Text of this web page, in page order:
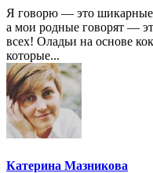
Я говорю — это шикарные
а мои родные говорят —
всех! Оладьи на основе
которые...
Катерина Мазникова